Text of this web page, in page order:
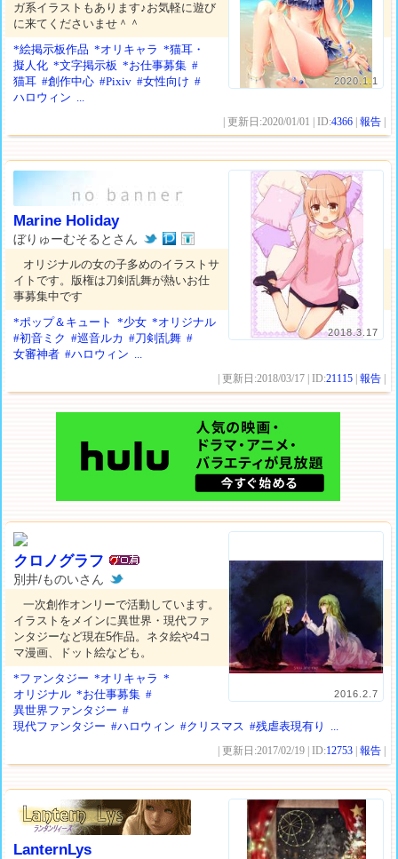
2020.1.1
ガ系イラストもあります♪お気軽に遊び
に来てくださいませ＾＾
*絵掲示板作品 *オリキャラ *猫耳・
擬人化 *文字掲示板 *お仕事募集 #
猫耳 #創作中心 #Pixiv #女性向け #
ハロウィン ...
| 更新日:2020/01/01 | ID:4366 |報告
2018.3.17
Marine Holiday
ぼりゅーむそるとさん
オリジナルの女の子多めのイラストサ
イトです。版権は刀剣乱舞が熱いお仕
事募集中です
*ポップ＆キュート
*少女 *オリジナル
#初音ミク #巡音ルカ #刀剣乱舞 #
女審神者 #ハロウィン ...
| 更新日:2018/03/17 | ID:21115 |報告
2016.2.7
クロノグラフ
別井/ものいさん
一次創作オンリーで活動しています。
イラストをメインに異世界・現代ファ
ンタジーなど現在5作品。ネタ絵や4コ
マ漫画、ドット絵なども。
*ファンタジー *オリキャラ *
オリジナル *お仕事募集 #
異世界ファンタジー #
現代ファンタジー #ハロウィン #クリスマス #残虐表現有り ...
| 更新日:2017/02/19 | ID:12753 |報告
LanternLys